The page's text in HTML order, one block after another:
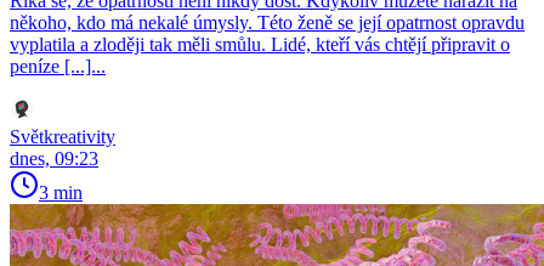
někoho, kdo má nekalé úmysly. Této ženě se její opatrnost opravdu
vyplatila a zloději tak měli smůlu. Lidé, kteří vás chtějí připravit o
peníze [...]...
Světkreativity
dnes, 09:23
3 min